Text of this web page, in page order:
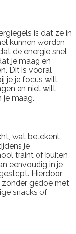
is dat ze in
kunnen worden
de energie snel
je maag en
Dit is vooral
je je focus wilt
en niet wilt
je maag.
wat betekent
je
traint of buiten
eenvoudig in je
Hierdoor
gedoe met
snacks of